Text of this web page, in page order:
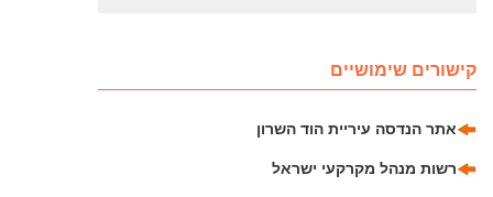
קישורים שימושיים
אתר הנדסה עיריית הוד השרון
רשות מנהל מקרקעי ישראל